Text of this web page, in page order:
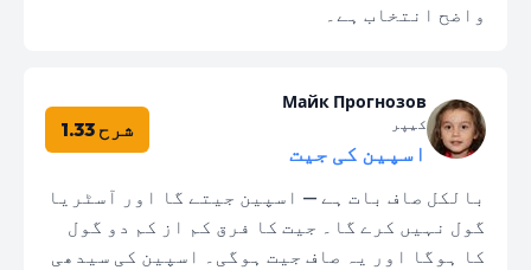
واضح انتخاب ہے۔
Майк Прогнозов
کیپر
اسپین کی جیت
شرح 1.33
بالکل صاف بات ہے — اسپین جیتے گا اور آسٹریا
گول نہیں کرے گا۔ جیت کا فرق کم از کم دو گول
کا ہوگا اور یہ صاف جیت ہوگی۔ اسپین کی سیدھی